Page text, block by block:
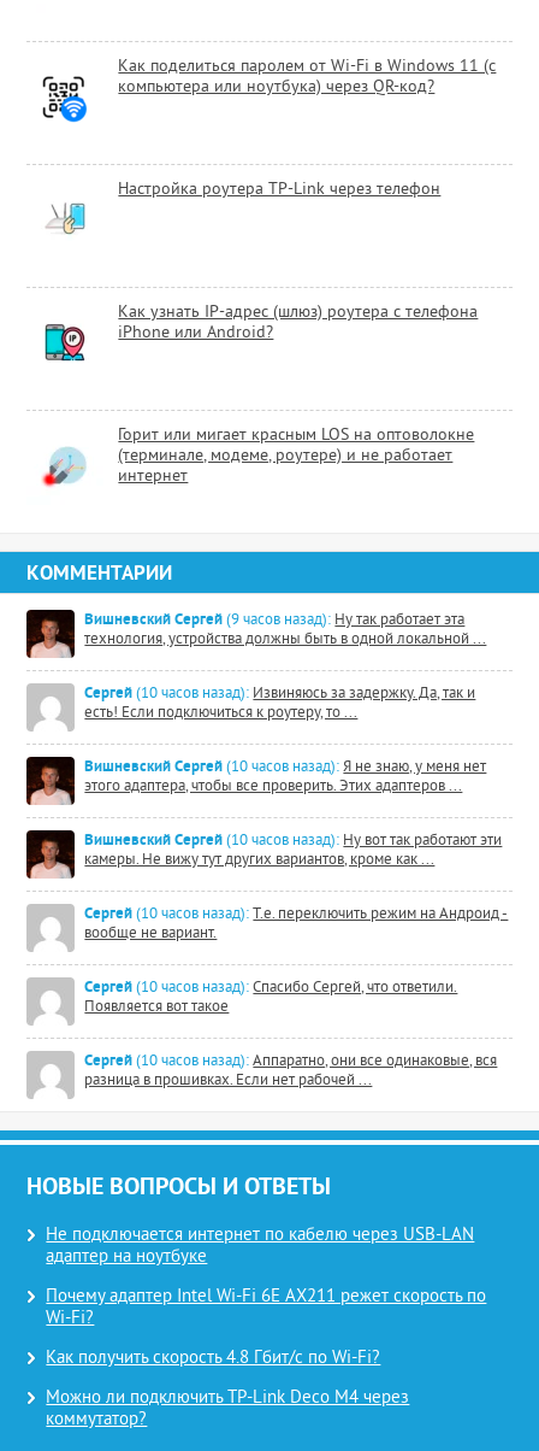
Как поделиться паролем от Wi-Fi в Windows 11 (с
компьютера или ноутбука) через QR-код?
Настройка роутера TP-Link через телефон
Как узнать IP-адрес (шлюз) роутера с телефона
iPhone или Android?
Горит или мигает красным LOS на оптоволокне
(терминале, модеме, роутере) и не работает
интернет
КОММЕНТАРИИ
Вишневский Сергей (9 часов назад): Ну так работает эта
технология, устройства должны быть в одной локальной ...
Сергей (10 часов назад): Извиняюсь за задержку. Да, так и
есть! Если подключиться к роутеру, то ...
Вишневский Сергей (10 часов назад): Я не знаю, у меня нет
этого адаптера, чтобы все проверить. Этих адаптеров ...
Вишневский Сергей (10 часов назад): Ну вот так работают эти
камеры. Не вижу тут других вариантов, кроме как ...
Сергей (10 часов назад): Т.е. переключить режим на Андроид -
вообще не вариант.
Сергей (10 часов назад): Спасибо Сергей, что ответили.
Появляется вот такое
Сергей (10 часов назад): Аппаратно, они все одинаковые, вся
разница в прошивках. Если нет рабочей ...
НОВЫЕ ВОПРОСЫ И ОТВЕТЫ
Не подключается интернет по кабелю через USB-LAN
адаптер на ноутбуке
Почему адаптер Intel Wi-Fi 6E AX211 режет скорость по
Wi-Fi?
Как получить скорость 4.8 Гбит/с по Wi-Fi?
Можно ли подключить TP-Link Deco M4 через
коммутатор?